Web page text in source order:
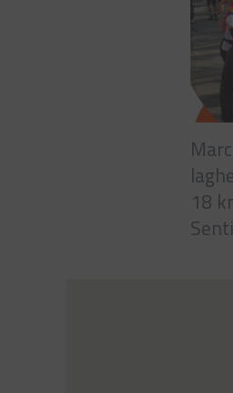
18